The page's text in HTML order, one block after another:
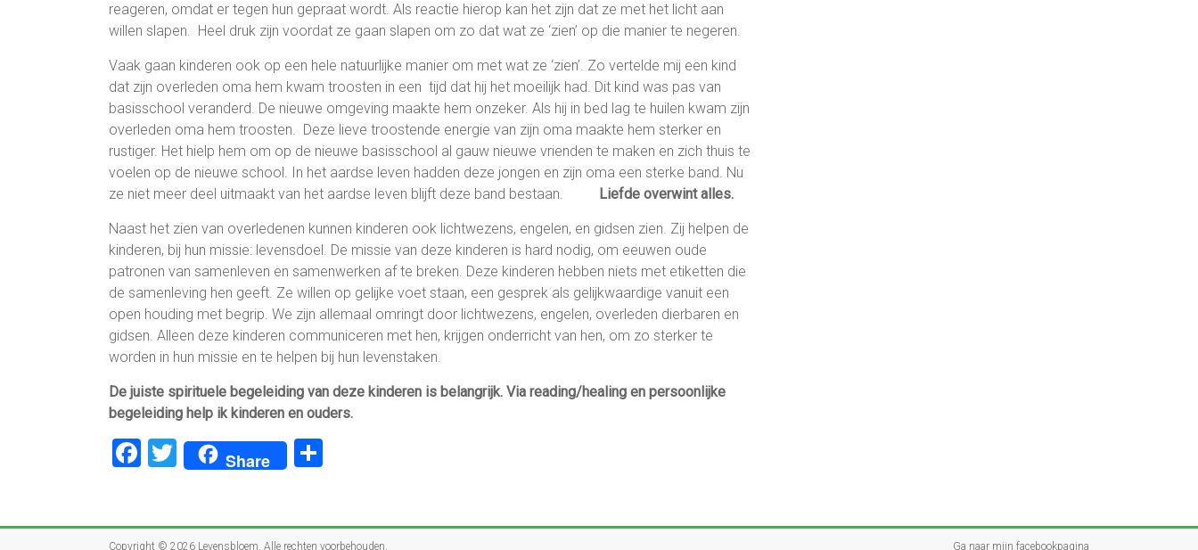
reageren, omdat er tegen hun gepraat wordt. Als reactie hierop kan het zijn dat ze met het licht aan
willen slapen. Heel druk zijn voordat ze gaan slapen om zo dat wat ze ‘zien’ op die manier te negeren.
Vaak gaan kinderen ook op een hele natuurlijke manier om met wat ze ‘zien’. Zo vertelde mij een kind
dat zijn overleden oma hem kwam troosten in een tijd dat hij het moeilijk had. Dit kind was pas van
basisschool veranderd. De nieuwe omgeving maakte hem onzeker. Als hij in bed lag te huilen kwam zijn
overleden oma hem troosten. Deze lieve troostende energie van zijn oma maakte hem sterker en
rustiger. Het hielp hem om op de nieuwe basisschool al gauw nieuwe vrienden te maken en zich thuis te
voelen op de nieuwe school. In het aardse leven hadden deze jongen en zijn oma een sterke band. Nu
ze niet meer deel uitmaakt van het aardse leven blijft deze band bestaan.
Liefde overwint alles.
Naast het zien van overledenen kunnen kinderen ook lichtwezens, engelen, en gidsen zien. Zij helpen de
kinderen, bij hun missie: levensdoel. De missie van deze kinderen is hard nodig, om eeuwen oude
patronen van samenleven en samenwerken af te breken. Deze kinderen hebben niets met etiketten die
de samenleving hen geeft. Ze willen op gelijke voet staan, een gesprek als gelijkwaardige vanuit een
open houding met begrip. We zijn allemaal omringt door lichtwezens, engelen, overleden dierbaren en
gidsen. Alleen deze kinderen communiceren met hen, krijgen onderricht van hen, om zo sterker te
worden in hun missie en te helpen bij hun levenstaken.
De juiste spirituele begeleiding van deze kinderen is belangrijk. Via reading/healing en persoonlijke
begeleiding help ik kinderen en ouders.
F
b
T
wi
er
Share
n
Copyright © 2026 Levensbloem. Alle rechten voorbehouden. Ga naar mijn facebookpagina